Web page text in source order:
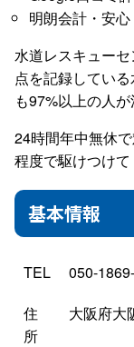
明朗会計・安
水道レスキュー
点を記録してい
も97%以上の人が
24時間年中無休
程度で駆けつけて
基本情報
TEL
050-
住
所
大阪府大